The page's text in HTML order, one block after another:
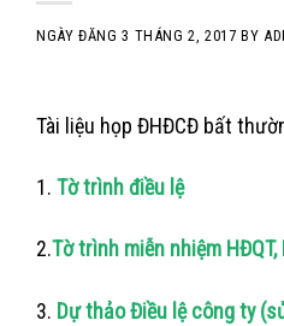
NGÀY ĐĂNG3 THÁNG 2, 2017 BY
Tài liệu họp ĐHĐCĐ bất
1. Tờ trình điều lệ
2.Tờ trình miễn nhiệm HĐQT,
3. Dự thảo Điều lệ công ty